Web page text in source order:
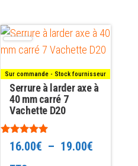
Sur commande - Stock fournisseur
Serrure à larder axe à
40 mm carré 7
Vachette D20
Note
5.0016.00€ – 19.00€Plage
Ce
produit
a
plusieurs
variations.
Les
options
peuvent